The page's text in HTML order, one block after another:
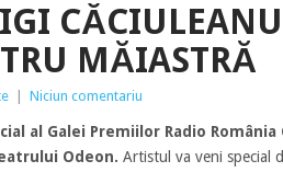
CĂCIULEANU
MĂIASTRĂ
Niciun comentariu
al Galei Premiilor Radio România
Odeon. Artistul va veni special